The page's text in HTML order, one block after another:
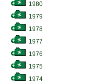
1980
1979
1978
1977
1976
1975
1974